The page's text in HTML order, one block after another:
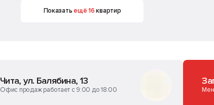
Показатьещё 16квартир
Чита, ул. Балябина, 13
Офис продаж работает с 9:00 до 18:00